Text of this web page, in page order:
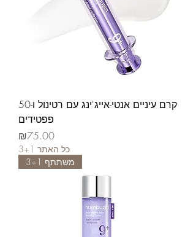
קרם עיניים אנטי-אייג'ינג עם רטינול ו-50
פפטידים
가격
₪75.00
3+1 כל האתר
משתתף 3+1